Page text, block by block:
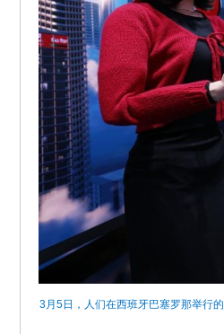
3月5日，人们在西班牙巴塞罗那举行